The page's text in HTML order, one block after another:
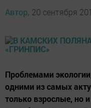
Автор, 20 сентября
Проблемами
одними из самых
только взрослые, но